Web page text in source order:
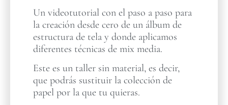
Un videotutorial con el paso a paso para
la creación desde cero de un álbum de
estructura de tela y donde aplicamos
diferentes técnicas de mix media.
Este es un taller sin material, es decir,
que podrás sustituir la colección de
papel por la que tu quieras.